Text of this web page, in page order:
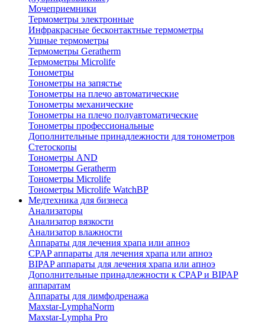
Мочеприемники
Термометры электронные
Инфракрасные бесконтактные термометры
Ушные термометры
Термометры Geratherm
Термометры Microlife
Тонометры
Тонометры на запястье
Тонометры на плечо автоматические
Тонометры механические
Тонометры на плечо полуавтоматические
Тонометры профессиональные
Дополнительные принадлежности для тонометров
Стетоскопы
Тонометры AND
Тонометры Geratherm
Тонометры Microlife
Тонометры Microlife WatchBP
Медтехника для бизнеса
Анализаторы
Анализатор вязкости
Анализатор влажности
Аппараты для лечения храпа или апноэ
CPAP аппараты для лечения храпа или апноэ
BIPAP аппараты для лечения храпа или апноэ
Дополнительные принадлежности к CPAP и BIPAP
аппаратам
Аппараты для лимфодренажа
Maxstar-LymphaNorm
Maxstar-Lympha Pro